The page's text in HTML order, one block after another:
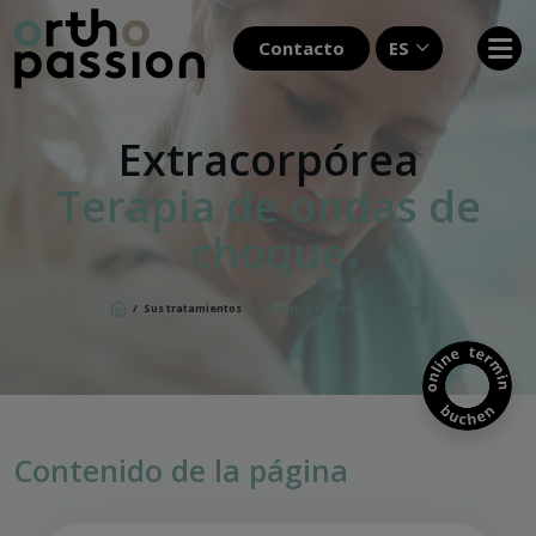
Contacto ES
Extracorpórea
Terapia de ondas de
choque
/ Sus tratamientos Terapia de ondas de choque
Contenido de la página